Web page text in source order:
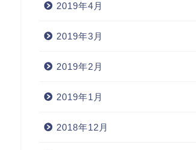
2019年4月
2019年3月
2019年2月
2019年1月
2018年12月